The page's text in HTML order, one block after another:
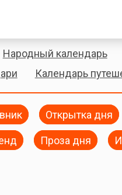
Народный календарь
Календарь
Открытка дня
Проза дня